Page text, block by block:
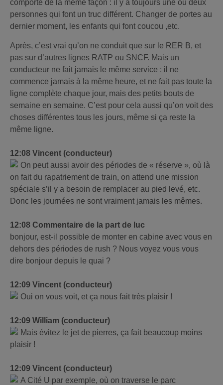
comporte de la même façon : il y a toujours une ou deux
personnes qui font un truc différent. Changer de portes au
dernier moment, les enfants qui font coucou ,etc.
Après, c’est vrai qu’on ne conduit que sur le RER B, et
pas sur d’autres lignes RATP ou SNCF. Mais un
conducteur ne fait jamais le même service : il ne
commence jamais à la même heure, et ne fait pas toute la
ligne complète chaque jour, mais des petits bouts de
semaine en semaine. C’est pour cela aussi qu’on voit des
choses différentes tous les jours, même si ça reste la
même ligne.
12:08 Vincent (conducteur)
On peut aussi avoir des périodes de « réserve », où là
on fait du rapatriement de train, on attend une mission
spéciale s’il y a besoin de remplacer au pied levé, etc.
Donc les journées ne sont vraiment jamais les mêmes.
12:08 Commentaire de la part de luc
bonjour, est-il possible de monter en cabine avec vous en
dehors des périodes de rush ? Nous voyez vous vous
dire bonjour depuis le quai ?
12:09 Vincent (conducteur)
Oui on vous voit, et ça nous fait très plaisir !
12:09 William (conducteur)
Mais évitez le jet de pierres, ça fait beaucoup moins
plaisir !
12:09 Vincent (conducteur)
A Cité U par exemple, où on traverse le parc